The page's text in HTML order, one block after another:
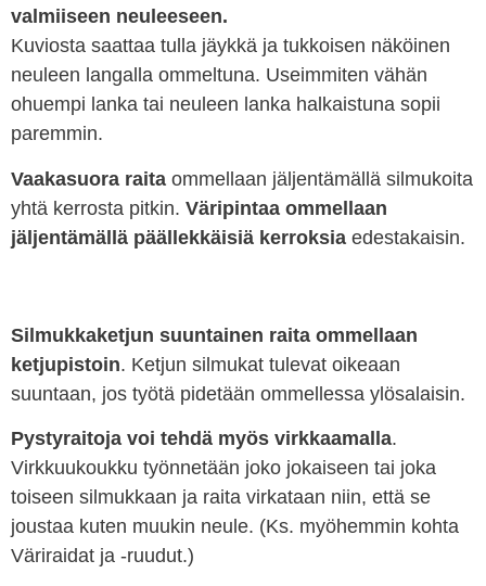
valmiiseen neuleeseen.
Kuviosta saattaa tulla jäykkä ja tukkoisen näköinen
neuleen langalla ommeltuna. Useimmiten vähän
ohuempi lanka tai neuleen lanka halkaistuna sopii
paremmin.
Vaakasuora raita ommellaan jäljentämällä silmukoita
yhtä kerrosta pitkin. Väripintaa ommellaan
jäljentämällä päällekkäisiä kerroksia edestakaisin.
Silmukkaketjun suuntainen raita ommellaan
ketjupistoin. Ketjun silmukat tulevat oikeaan
suuntaan, jos työtä pidetään ommellessa ylösalaisin.
Pystyraitoja voi tehdä myös virkkaamalla.
Virkkuukoukku työnnetään joko jokaiseen tai joka
toiseen silmukkaan ja raita virkataan niin, että se
joustaa kuten muukin neule. (Ks. myöhemmin kohta
Väriraidat ja -ruudut.)